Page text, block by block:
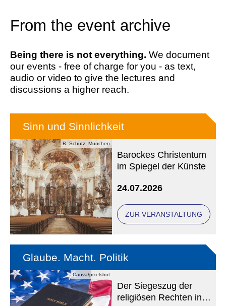
From the event archive
Being there is not everything. We document
our events - free of charge for you - as text,
audio or video to give the lectures and
discussions a higher reach.
B. Schütz, München
Sinn und Sinnlichkeit
Barockes Christentum
im Spiegel der Künste
24.07.2026
ZUR VERANSTALTUNG
Canva/pixelshot
Glaube. Macht. Politik
Der Siegeszug der
religiösen Rechten in